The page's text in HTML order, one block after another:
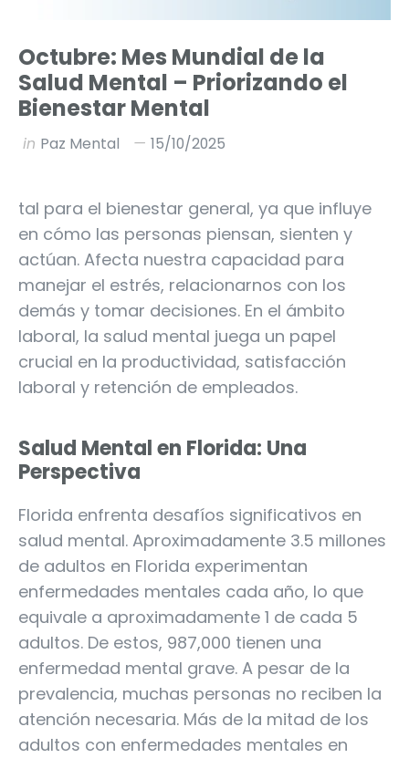
Octubre: Mes Mundial de la
Salud Mental – Priorizando el
Bienestar Mental
in Paz Mental 15/10/2025
tal para el bienestar general, ya que influye
en cómo las personas piensan, sienten y
actúan. Afecta nuestra capacidad para
manejar el estrés, relacionarnos con los
demás y tomar decisiones. En el ámbito
laboral, la salud mental juega un papel
crucial en la productividad, satisfacción
laboral y retención de empleados.
Salud Mental en Florida: Una
Perspectiva
Florida enfrenta desafíos significativos en
salud mental. Aproximadamente 3.5 millones
de adultos en Florida experimentan
enfermedades mentales cada año, lo que
equivale a aproximadamente 1 de cada 5
adultos. De estos, 987,000 tienen una
enfermedad mental grave. A pesar de la
prevalencia, muchas personas no reciben la
atención necesaria. Más de la mitad de los
adultos con enfermedades mentales en